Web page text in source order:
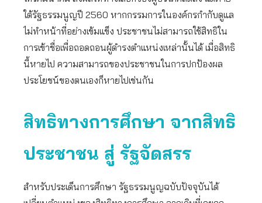
ใต้รัฐธรรมนูญปี 2560 หากกรรมการในองค์กรกำกับดูแล
ไม่ทำหน้าที่อย่างเข้มแข็ง ประชาชนไม่สามารถใช้สิทธิใน
การเข้าชื่อเพื่อถอดถอนผู้ดำรงตำแหน่งเหล่านั้นได้ เมื่อสิทธิ
นี้หายไป ความสามารถของประชาชนในการปกป้องผล
ประโยชน์ของตนเองก็หายไปเช่นกัน
สิทธิทางการศึกษา จากสิทธิ
ประชาชน สู่ รัฐจัดสรร
สำหรับประเด็นการศึกษา รัฐธรรมนูญฉบับปัจจุบันได้